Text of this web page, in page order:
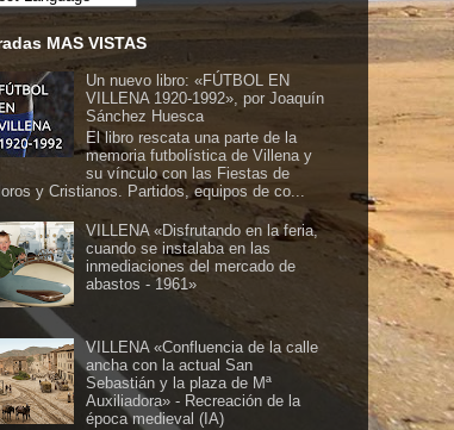
MAS VISTAS
Un nuevo libro: «FÚTBOL EN
VILLENA 1920-1992», por Joaquín
Sánchez Huesca
El libro rescata una parte de la
memoria futbolística de Villena y
su vínculo con las Fiestas de
y Cristianos. Partidos, equipos de co...
VILLENA «Disfrutando en la feria,
cuando se instalaba en las
inmediaciones del mercado de
abastos - 1961»
VILLENA «Confluencia de la calle
ancha con la actual San
Sebastián y la plaza de Mª
Auxiliadora» - Recreación de la
época medieval (IA)